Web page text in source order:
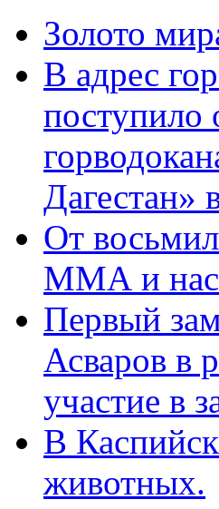
Золото
В адрес
поступило
Дагестан»
От
ММА и
Первый
Асваров в
участие в
В
животных.